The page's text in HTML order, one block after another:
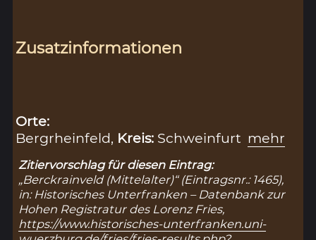
Zusatzinformationen
Orte:
Bergrheinfeld, Kreis: Schweinfurt mehr
Zitiervorschlag für diesen Eintrag:
„Berckrainveld (Mittelalter)“ (Eintragsnr.: 1465),
in: Historisches Unterfranken – Datenbank zur
Hohen Registratur des Lorenz Fries,
https://www.historisches-unterfranken.uni-